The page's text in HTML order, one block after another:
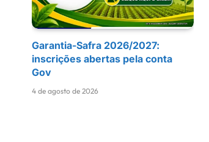
Garantia-Safra 2026/2027:
inscrições abertas pela conta
Gov
4 de agosto de 2026